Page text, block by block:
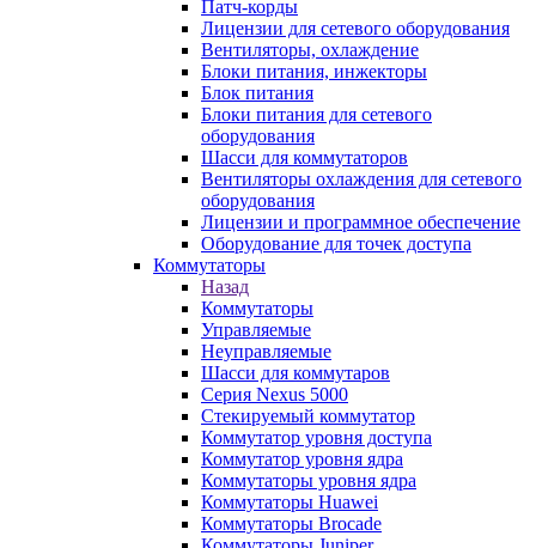
Патч-корды
Лицензии для сетевого оборудования
Вентиляторы, охлаждение
Блоки питания, инжекторы
Блок питания
Блоки питания для сетевого
оборудования
Шасси для коммутаторов
Вентиляторы охлаждения для сетевого
оборудования
Лицензии и программное обеспечение
Оборудование для точек доступа
Коммутаторы
Назад
Коммутаторы
Управляемые
Неуправляемые
Шасси для коммутаров
Серия Nexus 5000
Стекируемый коммутатор
Коммутатор уровня доступа
Коммутатор уровня ядра
Коммутаторы уровня ядра
Коммутаторы Huawei
Коммутаторы Brocade